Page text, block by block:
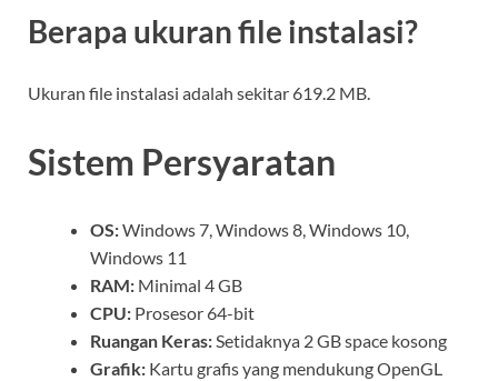
Berapa ukuran file instalasi?
Ukuran file instalasi adalah sekitar 619.2 MB.
Sistem Persyaratan
OS:Windows 7, Windows 8, Windows 10,
Windows 11
RAM: Minimal 4 GB
CPU: Prosesor 64-bit
Ruangan Keras:Setidaknya 2 GB space kosong
Grafik: Kartu grafis yang mendukung OpenGL